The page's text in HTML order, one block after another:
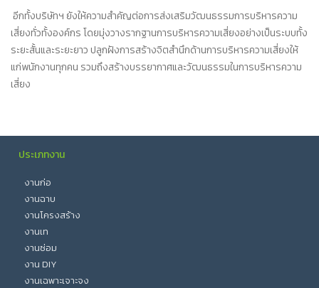
อีกทั้งบริษัทฯ ยังให้ความสำคัญต่อการส่งเสริมวัฒนธรรมการบริหารความ
เสี่ยงทั่วทั้งองค์กร โดยมุ่งวางรากฐานการบริหารความเสี่ยงอย่างเป็นระบบทั้ง
ระยะสั้นและระยะยาว ปลูกฝังการสร้างจิตสำนึกด้านการบริหารความเสี่ยงให้
แก่พนักงานทุกคน รวมถึงสร้างบรรยากาศและวัฒนธรรมในการบริหารความ
เสี่ยง
ประเภทงาน
งานก่อ
งานฉาบ
งานโครงสร้าง
งานเท
งานซ่อม
งาน DIY
งานเฉพาะเจาะจง